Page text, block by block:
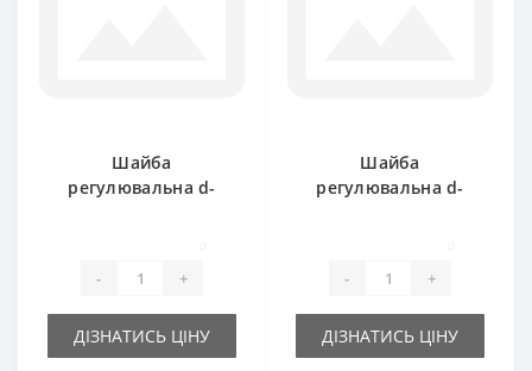
Шайба
регулювальна d-
- +
ДІЗНАТИСЬ ЦІНУ
Шайба
регулювальна d-
- +
ДІЗНАТИСЬ ЦІНУ